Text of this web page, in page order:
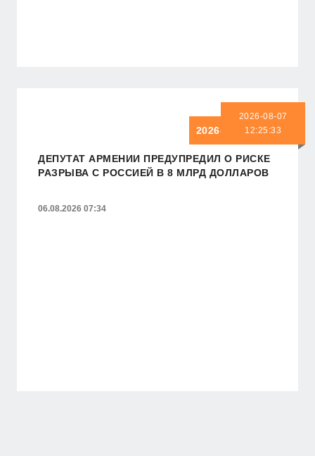
ДЕПУТАТ АРМЕНИИ ПРЕДУПРЕДИЛ О РИСКЕ
РАЗРЫВА С РОССИЕЙ В 8 МЛРД ДОЛЛАРОВ
2026-08-07 12:25:33
2026-08-07
12:25:33
06.08.2026 07:34